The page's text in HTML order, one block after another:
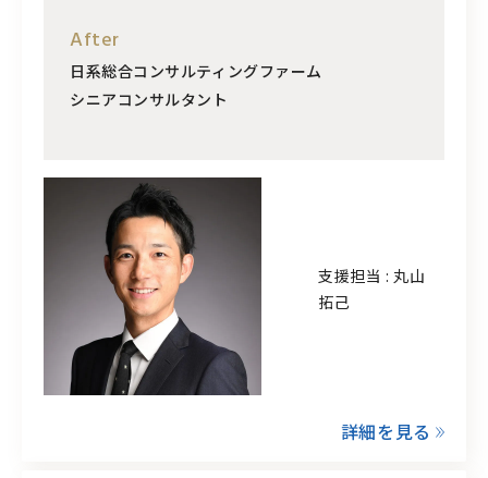
After
日系総合コンサルティングファーム
シニアコンサルタント
支援担当 : 丸山
拓己
詳細を見る